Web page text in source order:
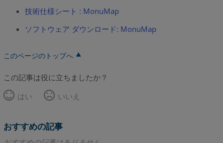
技術仕様シート : MonuMap
ソフトウェア ダウンロード: MonuMap
このページのトップへ
この記事は役に立ちましたか？
はい
いいえ
おすすめの記事